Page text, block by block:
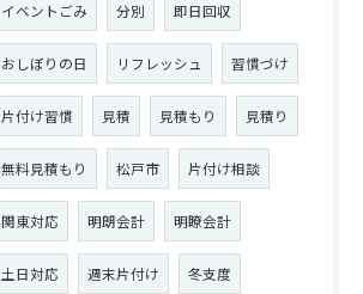
イベントごみ 分別 即日回収
おしぼりの日 リフレッシュ 習慣づけ
片付け習慣 見積 見積もり 見積り
無料見積もり 松戸市 片付け相談
関東対応 明朗会計 明瞭会計
土日対応 週末片付け 冬支度